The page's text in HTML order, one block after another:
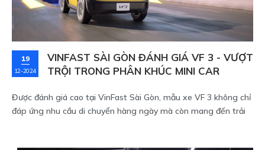
19
12-2024
VINFAST SÀI GÒN ĐÁNH GIÁ VF 3 - VƯỢT
TRỘI TRONG PHÂN KHÚC MINI CAR
Được đánh giá cao tại VinFast Sài Gòn, mẫu xe VF 3 không chỉ
đáp ứng nhu cầu di chuyển hàng ngày mà còn mang đến trải